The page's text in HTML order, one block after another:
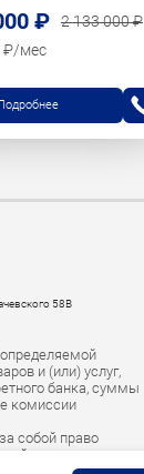
₽
2 133 000 ₽
₽/мес
58В
и (или) услуг,
банка, суммы
комиссии
собой право
погашения